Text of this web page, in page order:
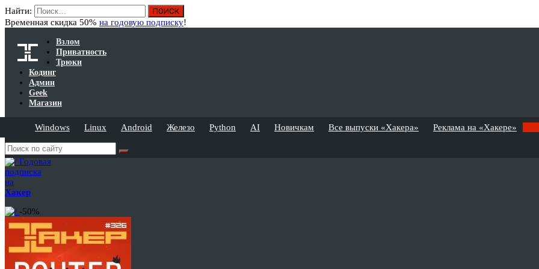
Найти:
Временная скидка 50% на годовую подписку!
Взлом
Приватность
Трюки
Кодинг
Админ
Geek
Магазин
Windows Linux Android Железо Python AI Новичкам Все выпуски «Хакера» Реклама на «Хакере»
Годовая
подписка
на
Хакер
-50%